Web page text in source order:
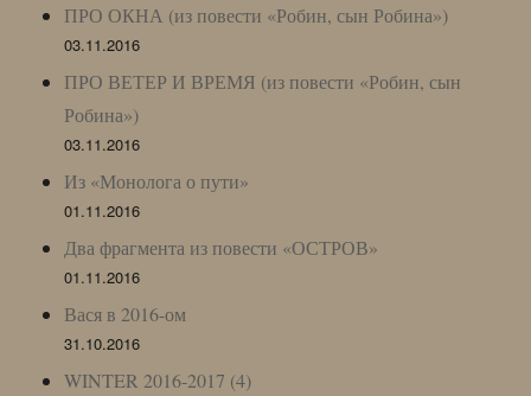
ПРО ОКНА (из повести «Робин, сын Робина»)
03.11.2016
ПРО ВЕТЕР И ВРЕМЯ (из повести «Робин, сын
Робина»)
03.11.2016
Из «Монолога о пути»
01.11.2016
Два фрагмента из повести «ОСТРОВ»
01.11.2016
Вася в 2016-ом
31.10.2016
WINTER 2016-2017 (4)